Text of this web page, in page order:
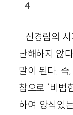
4
신경림의
난해하지 않
말이 된다. 즉
참으로 ‘비범
하여 양식있